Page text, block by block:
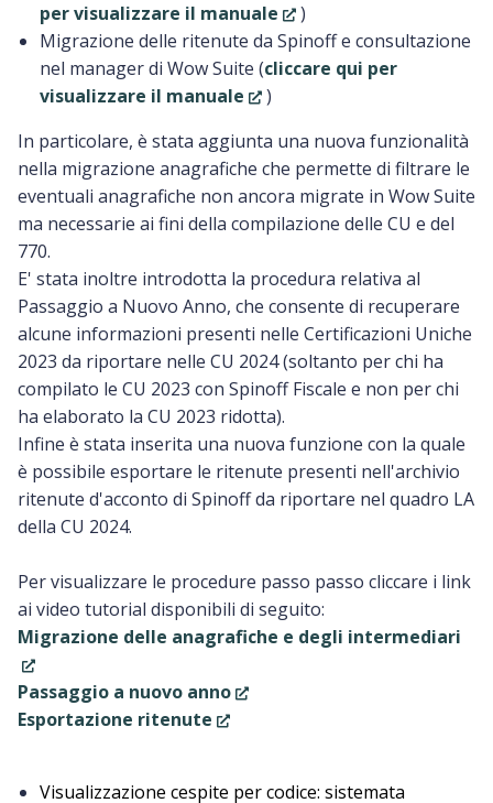
per visualizzare il manuale
)
Migrazione delle ritenute da Spinoff e consultazione
nel manager di Wow Suite (cliccare qui per
visualizzare il manuale
)
In particolare, è stata aggiunta una nuova funzionalità
nella migrazione anagrafiche che permette di filtrare le
eventuali anagrafiche non ancora migrate in Wow Suite
ma necessarie ai fini della compilazione delle CU e del
770.
E' stata inoltre introdotta la procedura relativa al
Passaggio a Nuovo Anno, che consente di recuperare
alcune informazioni presenti nelle Certificazioni Uniche
2023 da riportare nelle CU 2024 (soltanto per chi ha
compilato le CU 2023 con Spinoff Fiscale e non per chi
ha elaborato la CU 2023 ridotta).
Infine è stata inserita una nuova funzione con la quale
è possibile esportare le ritenute presenti nell'archivio
ritenute d'acconto di Spinoff da riportare nel quadro LA
della CU 2024.
Per visualizzare le procedure passo passo cliccare i link
ai video tutorial disponibili di seguito:
Migrazione delle anagrafiche e degli intermediari
Passaggio a nuovo anno
Esportazione ritenute
Visualizzazione cespite per codice: sistemata